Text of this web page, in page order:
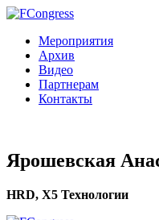
Мероприятия
Архив
Видео
Партнерам
Контакты
Ярошевская
HRD, X5 Технологии